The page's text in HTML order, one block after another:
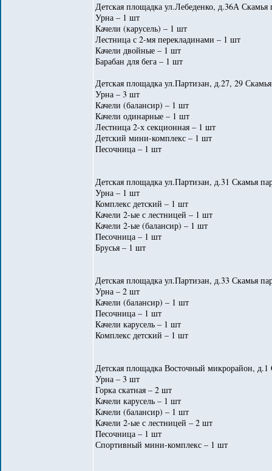
Детская площадка ул.Лебеденко, д.36А Скамья
Урна – 1 шт
Качели (карусель) – 1 шт
Лестница с 2-мя перекладинами – 1 шт
Качели двойные – 1 шт
Барабан для бега – 1 шт
Детская площадка ул.Партизан, д.27, 29
Урна – 3 шт
Качели (балансир) – 1 шт
Качели одинарные – 1 шт
Лестница 2-х секционная – 1 шт
Детский мини-комплекс – 1 шт
Песочница – 1 шт
Детская площадка ул.Партизан, д.31 Скамья
Урна – 1 шт
Комплекс детский – 1 шт
Качели 2-ые с лестницей – 1 шт
Качели 2-ые (балансир) – 1 шт
Песочница – 1 шт
Брусья – 1 шт
Детская площадка ул.Партизан, д.33 Скамья
Урна – 2 шт
Качели (балансир) – 1 шт
Песочница – 1 шт
Качели карусель – 1 шт
Комплекс детский – 1 шт
Детская площадка Восточный микрорайон, д.1
Урна – 3 шт
Горка скатная – 2 шт
Качели карусель – 1 шт
Качели (балансир) – 1 шт
Качели 2-ые с лестницей – 2 шт
Песочница – 1 шт
Спортивный мини-комплекс – 1 шт